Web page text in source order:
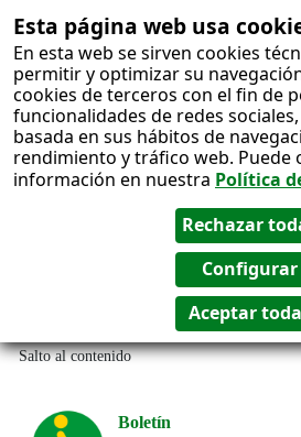
Esta página web usa
En esta web se sirven cookies
permitir y optimizar su
cookies de terceros con el fin de
funcionalidades de redes
basada en sus hábitos de
rendimiento y tráfico web. Puede
información en nuestra Política
Salto al contenido
Boletín